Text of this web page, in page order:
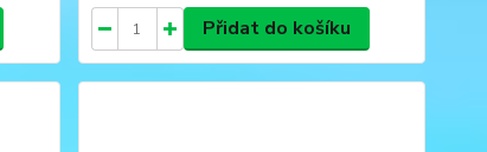
Přidat do košíku